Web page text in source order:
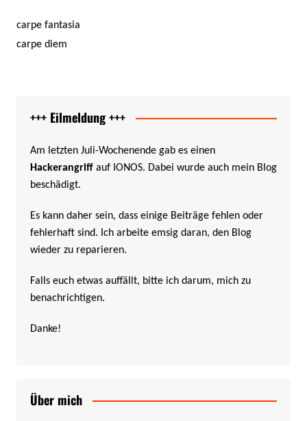
carpe fantasia
carpe diem
+++ Eilmeldung +++
Am letzten Juli-Wochenende gab es einen
Hackerangriffauf IONOS. Dabei wurde auch mein Blog
beschädigt.
Es kann daher sein, dass einige Beiträge fehlen oder
fehlerhaft sind. Ich arbeite emsig daran, den Blog
wieder zu reparieren.
Falls euch etwas auffällt, bitte ich darum, mich zu
benachrichtigen.
Danke!
Über mich